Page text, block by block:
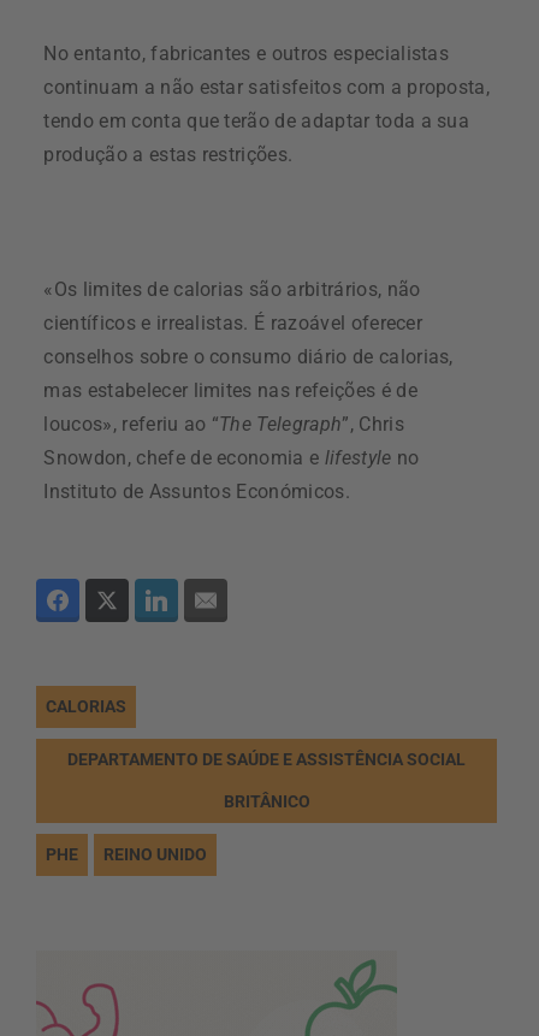
No entanto, fabricantes e outros especialistas
continuam a não estar satisfeitos com a proposta,
tendo em conta que terão de adaptar toda a sua
produção a estas restrições.
«Os limites de calorias são arbitrários, não
científicos e irrealistas. É razoável oferecer
conselhos sobre o consumo diário de calorias,
mas estabelecer limites nas refeições é de
loucos», referiu ao “The Telegraph”, Chris
Snowdon, chefe de economia e lifestyle no
Instituto de Assuntos Económicos.
CALORIAS
DEPARTAMENTO DE SAÚDE E ASSISTÊNCIA SOCIAL
BRITÂNICO
PHE REINO UNIDO